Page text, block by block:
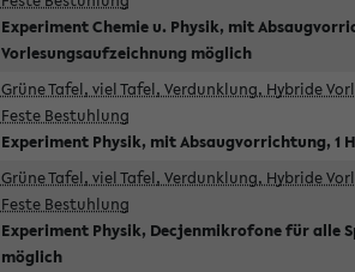
Experiment Chemie u. Physik, mit
Vorlesungsaufzeichnung möglich
Grüne Tafel, viel Tafel, Verdunklung, Hybride
Feste Bestuhlung
Experiment Physik, mit Absaugvorrichtung, 1
Grüne Tafel, viel Tafel, Verdunklung, Hybride
Feste Bestuhlung
Experiment Physik, Decjenmikrofone für alle
möglich